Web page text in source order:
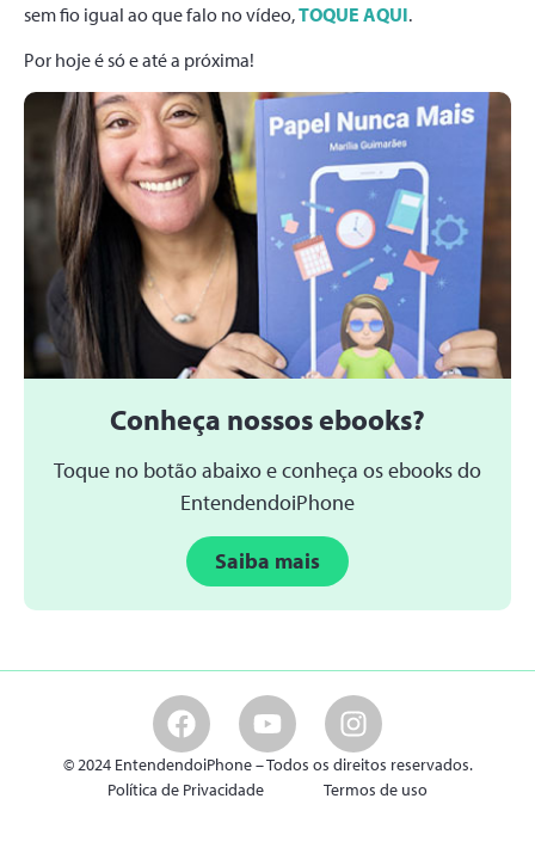
sem fio igual ao que falo no vídeo,TOQUE AQUI.
Por hoje é só e até a próxima!
Conheça nossos ebooks?
Toque no botão abaixo e conheça os ebooks do
EntendendoiPhone
Saiba mais
© 2024 EntendendoiPhone – Todos os direitos reservados.
Política de Privacidade
Termos de uso